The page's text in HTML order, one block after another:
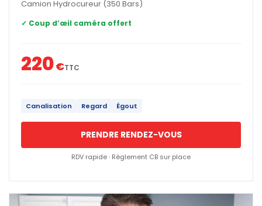
Camion Hydrocureur (350 Bars)
✓ Coup d’œil caméra offert
220€TTC
Canalisation Regard Égout
PRENDRE RENDEZ-VOUS
RDV rapide · Règlement CB sur place